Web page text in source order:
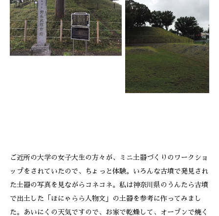
ご近所の大学の女子大生の方々が、ミニ土器づくりのワークショ
ップをされていたので、ちょっと体験。いろんな古墳で発見され
た土器の写真を見ながらコネコネ。私は神奈川県のうんたら古墳
で出土した「ほにゃらら人物文」の土器を参考に作ってみまし
た。あいにくの天気ですので、お家で乾燥して、オーブンで焼く